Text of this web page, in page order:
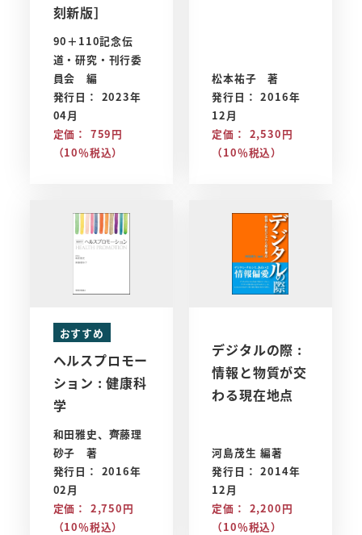
刻新版］
90＋110記念伝
道・研究・刊行委
員会 編
発行日： 2023年
04月
定価： 759円
（10％税込）
松本祐子 著
発行日： 2016年
12月
定価： 2,530円
（10％税込）
おすすめ
ヘルスプロモー
ション : 健康科
学
和田雅史、齊藤理
砂子 著
発行日： 2016年
02月
定価： 2,750円
（10％税込）
デジタルの際 :
情報と物質が交
わる現在地点
河島茂生 編著
発行日： 2014年
12月
定価： 2,200円
（10％税込）